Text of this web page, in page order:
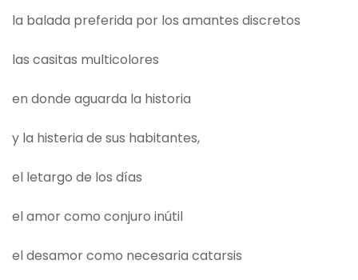
la balada preferida por los amantes discretos
las casitas multicolores
en donde aguarda la historia
y la histeria de sus habitantes,
el letargo de los días
el amor como conjuro inútil
el desamor como necesaria catarsis